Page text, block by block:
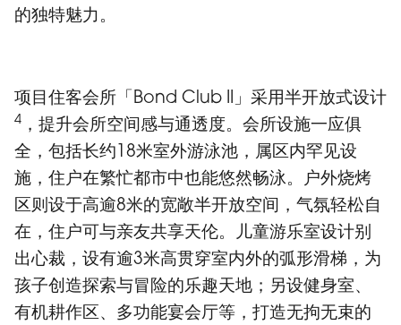
的独特魅力。
项目住客会所「Bond Club II」采用半开放式设计
4 ，提升会所空间感与通透度。会所设施一应俱
全，包括长约18米室外游泳池，属区内罕见设
施，住户在繁忙都市中也能悠然畅泳。户外烧烤
区则设于高逾8米的宽敞半开放空间，气氛轻松自
在，住户可与亲友共享天伦。儿童游乐室设计别
出心裁，设有逾3米高贯穿室内外的弧形滑梯，为
孩子创造探索与冒险的乐趣天地；另设健身室、
有机耕作区、多功能宴会厅等，打造无拘无束的